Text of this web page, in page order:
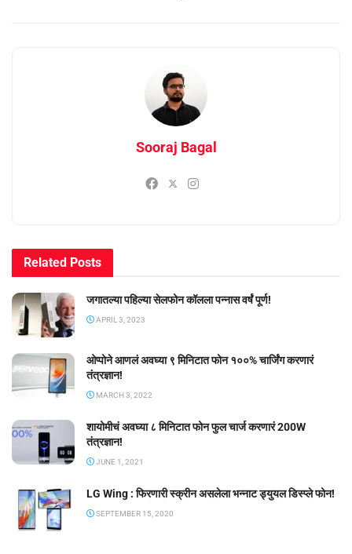
Sooraj Bagal
Related Posts
जगातल्या पहिल्या सेलफोन कॉलला पन्नास वर्षं पूर्ण!
APRIL 3, 2023
ओप्पोने आणलं अवघ्या ९ मिनिटात फोन १००% चार्जिंग करणारं
तंत्रज्ञान!
MARCH 3, 2022
शायोमीचं अवघ्या ८ मिनिटात फोन फुल चार्ज करणारं 200W
तंत्रज्ञान!
JUNE 1, 2021
LG Wing : फिरणारी स्क्रीन असलेला भन्नाट ड्युयल डिस्प्ले फोन!
SEPTEMBER 15, 2020